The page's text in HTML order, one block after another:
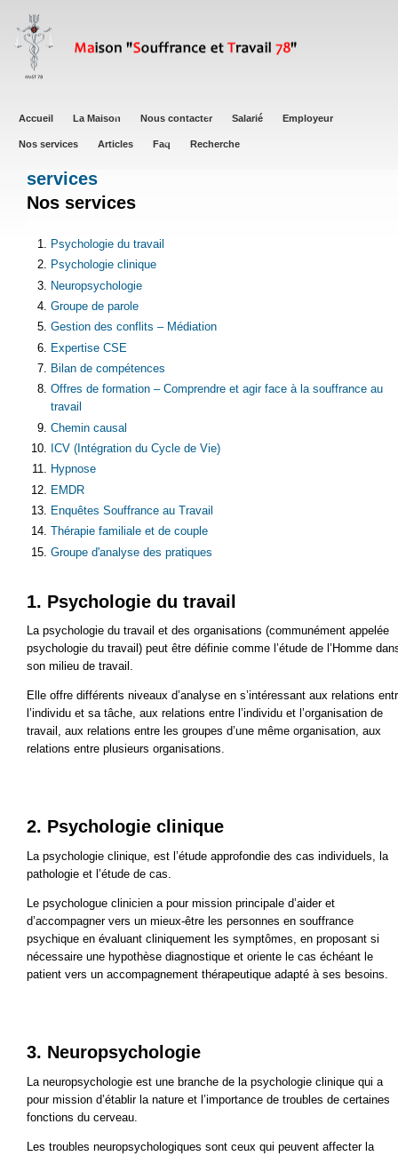
contenu
principal
Main
Accueil La Maison Nous contacter Salarié Employeur
Nos services Articles Faq Recherche
services
Nos services
Psychologie du travail
Psychologie clinique
Neuropsychologie
Groupe de parole
Gestion des conflits – Médiation
Expertise CSE
Bilan de compétences
Offres de formation – Comprendre et agir face à la souffrance au
travail
Chemin causal
ICV (Intégration du Cycle de Vie)
Hypnose
EMDR
Enquêtes Souffrance au Travail
Thérapie familiale et de couple
Groupe d'analyse des pratiques
1. Psychologie du travail
La psychologie du travail et des organisations (communément appelée
psychologie du travail) peut être définie comme l’étude de l’Homme
son milieu de travail.
Elle offre différents niveaux d’analyse en s’intéressant aux relations
l’individu et sa tâche, aux relations entre l’individu et l’organisation de
travail, aux relations entre les groupes d’une même organisation, aux
relations entre plusieurs organisations.
2. Psychologie clinique
La psychologie clinique, est l’étude approfondie des cas individuels, la
pathologie et l’étude de cas.
Le psychologue clinicien a pour mission principale d’aider et
d’accompagner vers un mieux-être les personnes en souffrance
psychique en évaluant cliniquement les symptômes, en proposant si
nécessaire une hypothèse diagnostique et oriente le cas échéant le
patient vers un accompagnement thérapeutique adapté à ses besoins.
3. Neuropsychologie
La neuropsychologie est une branche de la psychologie clinique qui a
pour mission d’établir la nature et l’importance de troubles de certaines
fonctions du cerveau.
Les troubles neuropsychologiques sont ceux qui peuvent affecter la